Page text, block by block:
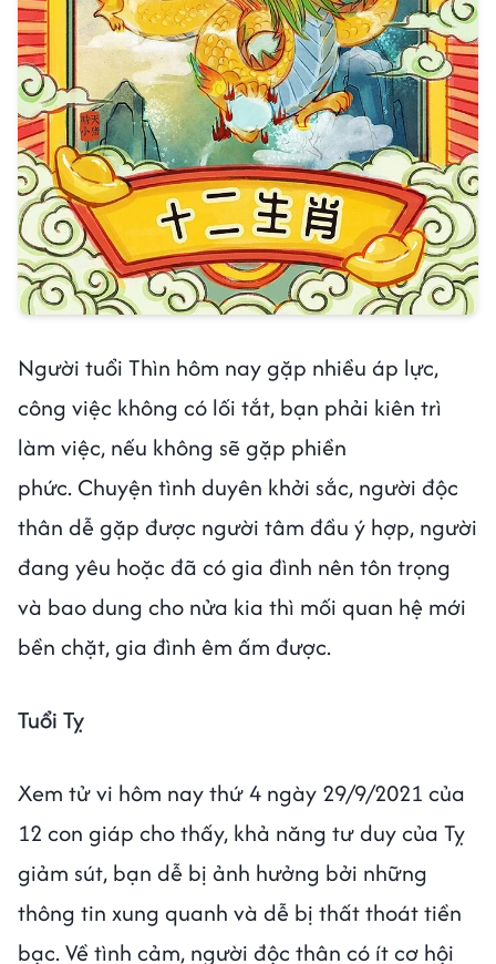
Người tuổi Thìn hôm nay gặp nhiều áp lực,
công việc không có lối tắt, bạn phải kiên trì
làm việc, nếu không sẽ gặp phiền
phức. Chuyện tình duyên khởi sắc, người độc
thân dễ gặp được người tâm đầu ý hợp, người
đang yêu hoặc đã có gia đình nên tôn trọng
và bao dung cho nửa kia thì mối quan hệ mới
bền chặt, gia đình êm ấm được.
Tuổi Tỵ
Xem tử vi hôm nay thứ 4 ngày 29/9/2021 của
12 con giáp cho thấy, khả năng tư duy của Tỵ
giảm sút, bạn dễ bị ảnh hưởng bởi những
thông tin xung quanh và dễ bị thất thoát tiền
bạc. Về tình cảm, người độc thân có ít cơ hội